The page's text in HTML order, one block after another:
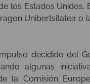
los Estados
Unibertsitatea o
decidido del
algunas
la Comisión